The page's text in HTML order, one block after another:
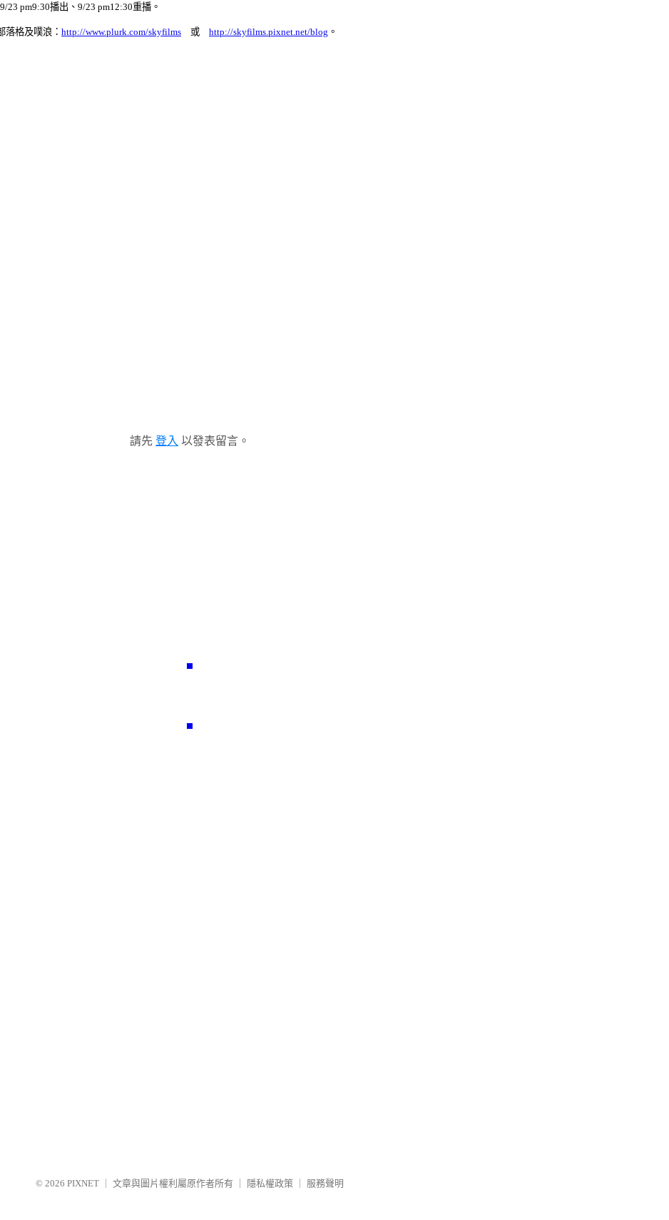
9/23 pm9:30播出、 9/23 pm12:30重播。
落格及噗浪： http://www.plurk.com/skyfilms 或 http://skyfilms.pixnet.net/blog 。
請先 登入 以發表留言。
© 2026 PIXNET 文章與圖片權利屬原作者所有 隱私權政策 服務聲明